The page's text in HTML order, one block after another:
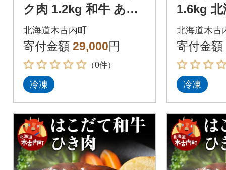
ク肉 1.2kg 和牛 あか
牛 牛肉 ビーフ 赤身
国産 北海道 ブロック
北海道木古内町
寄付金額 29,000円
（0件）
冷凍
1.6kg
牛肉 ビ
ハンバ
メ
北海道木古
寄付金額
冷凍